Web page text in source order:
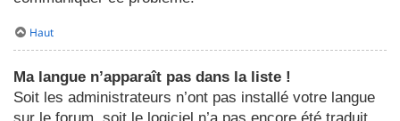
Haut
Ma langue n’apparaît pas dans la liste !
Soit les administrateurs n’ont pas installé votre langue